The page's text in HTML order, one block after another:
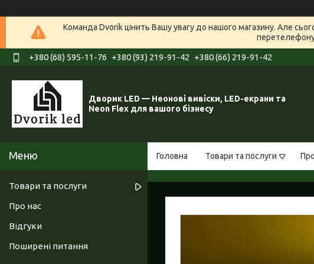
Команда Dvorik цінить Вашу увагу до нашого магазину. Але
+380 (68) 595-11-76 +380 (93) 219-91-42 +380 (66) 219-91-42
Дворик LED — Неонові вивіски, LED-екрани та
Neon Flex для вашого бізнесу
Головна Товари та послуги
Товари та послуги
Про нас
Відгуки
Поширені питання